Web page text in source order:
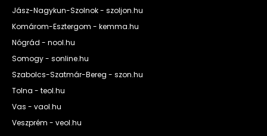
Jász-Nagykun-Szolnok - szoljon.hu
Komárom-Esztergom - kemma.hu
Nógrád - nool.hu
Somogy - sonline.hu
Szabolcs-Szatmár-Bereg - szon.hu
Tolna - teol.hu
Vas - vaol.hu
Veszprém - veol.hu